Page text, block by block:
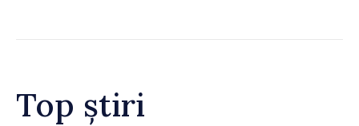
Top știri